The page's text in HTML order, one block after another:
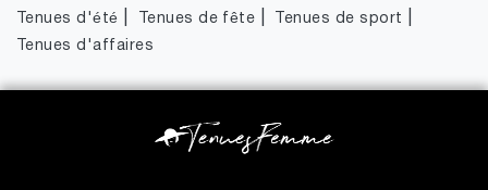
Tenues d'été Tenues de fête Tenues de sport
Tenues d'affaires